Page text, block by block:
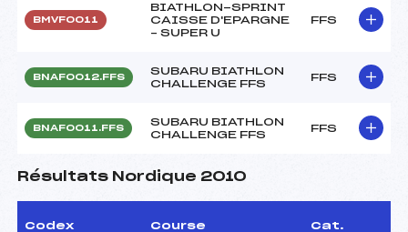
BMVF0011
BIATHLON-SPRINT
CAISSE D'EPARGNE
– SUPER U
FFS
BNAF0012.FFS
SUBARU BIATHLON
CHALLENGE FFS
FFS
BNAF0011.FFS
SUBARU BIATHLON
CHALLENGE FFS
FFS
Résultats Nordique 2010
Codex Course Cat.